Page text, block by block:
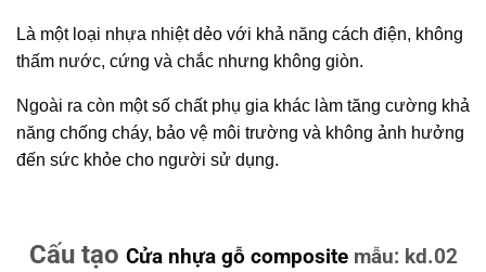
Là một loại nhựa nhiệt dẻo với khả năng cách điện, không
thấm nước, cứng và chắc nhưng không giòn.
Ngoài ra còn một số chất phụ gia khác làm tăng cường khả
năng chống cháy, bảo vệ môi trường và không ảnh hưởng
đến sức khỏe cho người sử dụng.
Cấu tạo Cửa nhựa gỗ compositemẫu: kd.02